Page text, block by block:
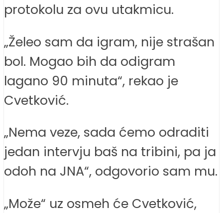
protokolu za ovu utakmicu.
„Želeo sam da igram, nije strašan
bol. Mogao bih da odigram
lagano 90 minuta“, rekao je
Cvetković.
„Nema veze, sada ćemo odraditi
jedan intervju baš na tribini, pa ja
odoh na JNA“, odgovorio sam mu.
„Može“ uz osmeh će Cvetković,